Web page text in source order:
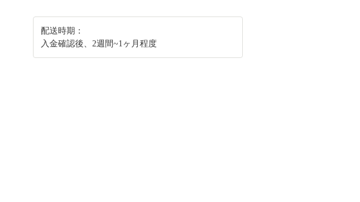
配送時期：
入金確認後、2週間~1ヶ月程度